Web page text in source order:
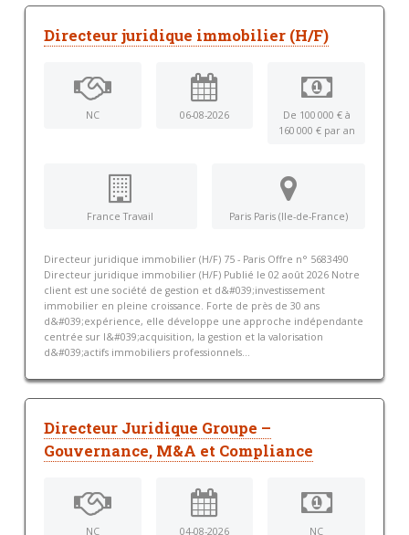
Directeur juridique immobilier (H/F)
NC 06-08-2026
De 100 000 € à
160 000 € par an
France Travail Paris Paris (Ile-de-France)
Directeur juridique immobilier (H/F) 75 - Paris Offre n° 5683490
Directeur juridique immobilier (H/F) Publié le 02 août 2026 Notre
client est une société de gestion et d&#039;investissement
immobilier en pleine croissance. Forte de près de 30 ans
d&#039;expérience, elle développe une approche indépendante
centrée sur l&#039;acquisition, la gestion et la valorisation
d&#039;actifs immobiliers professionnels...
Directeur Juridique Groupe –
Gouvernance, M&A et Compliance
NC 04-08-2026 NC